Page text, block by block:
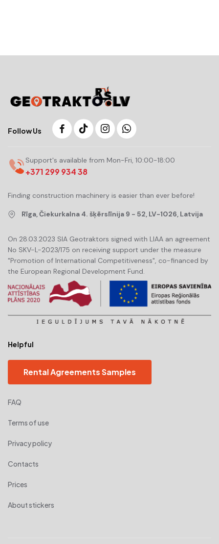
Follow Us
Support's available from Mon-Fri, 10:00-18:00
+371 299 934 38
Finding construction machinery is easier than ever before!
Rīga, Čiekurkalna 4. šķērslīnija 9 - 52, LV-1026, Latvija
On 28.03.2023 SIA Geotraktors signed with LIAA an agreement
No SKV-L-2023/175 on receiving support under the measure
"Promotion of International Competitiveness", co-financed by
the European Regional Development Fund.
Helpful
Rental Agreements Samples
FAQ
Terms of use
Privacy policy
Contacts
Prices
About stickers